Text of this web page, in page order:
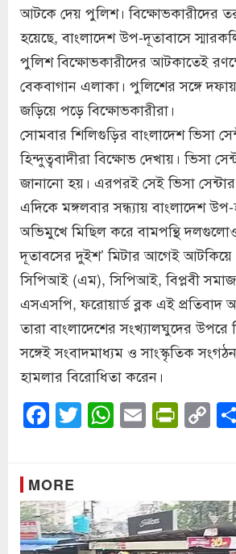
আটকে দেয় পুলিশ। বিক্ষোভকারীদের
হয়েছে, বাংলাদেশ উপ-দূতাবাসে
পুলিশ বিক্ষোভকারীদের আটকাতেই
বেকবাগান এলাকা। পুলিশের সঙ্গে
জড়িয়ে পড়ে বিক্ষোভকারীরা।
সোমবার শিলিগুড়ির বাংলাদেশ ভিসা
হিন্দুত্ববাদীরা বিক্ষোভ দেখায়। ভিসা
জানানো হয়। এরপরই সেই ভিসা
এদিকে মঙ্গলবার সন্ধ্যায় বাংলাদেশ
অভিমুখে মিছিল করে বামপন্থি
দূতাবসের দুইশ’ মিটার আগেই
সিপিআই (এম), সিপিআই, বিপ্লবী
এসএসপি, ফরোয়ার্ড ব্লক এই প্রতিবাদ
তারা বাংলাদেশের সংখ্যালঘুদের উপরে
সঙ্গেই সংবাদমাধ্যম ও সাংস্কৃতিক
হামলার বিরোধিতা করেন।
Facebook
Twitter
WhatsApp
Email
MORE